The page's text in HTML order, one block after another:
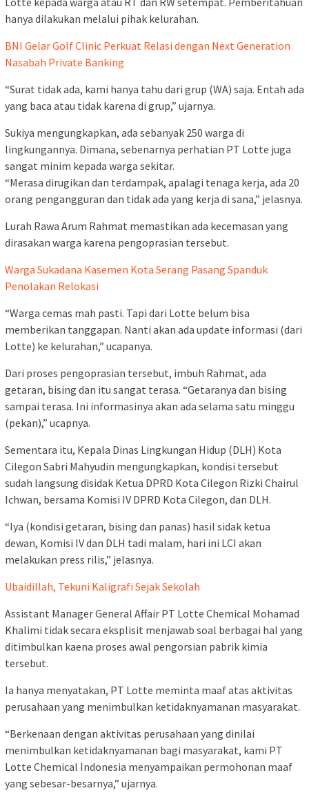
hanya dilakukan melalui pihak kelurahan.
BNI Gelar Golf Clinic Perkuat Relasi dengan Next Generation
Nasabah Private Banking
“Surat tidak ada, kami hanya tahu dari grup (WA) saja. Entah ada
yang baca atau tidak karena di grup,” ujarnya.
Sukiya mengungkapkan, ada sebanyak 250 warga di
lingkungannya. Dimana, sebenarnya perhatian PT Lotte juga
sangat minim kepada warga sekitar.
“Merasa dirugikan dan terdampak, apalagi tenaga kerja, ada 20
orang pengangguran dan tidak ada yang kerja di sana,” jelasnya.
Lurah Rawa Arum Rahmat memastikan ada kecemasan yang
dirasakan warga karena pengoprasian tersebut.
Warga Sukadana Kasemen Kota Serang Pasang Spanduk
Penolakan Relokasi
“Warga cemas mah pasti. Tapi dari Lotte belum bisa
memberikan tanggapan. Nanti akan ada update informasi (dari
Lotte) ke kelurahan,” ucapanya.
Dari proses pengoprasian tersebut, imbuh Rahmat, ada
getaran, bising dan itu sangat terasa. “Getaranya dan bising
sampai terasa. Ini informasinya akan ada selama satu minggu
(pekan),” ucapnya.
Sementara itu, Kepala Dinas Lingkungan Hidup (DLH) Kota
Cilegon Sabri Mahyudin mengungkapkan, kondisi tersebut
sudah langsung disidak Ketua DPRD Kota Cilegon Rizki Chairul
Ichwan, bersama Komisi IV DPRD Kota Cilegon, dan DLH.
“Iya (kondisi getaran, bising dan panas) hasil sidak ketua
dewan, Komisi IV dan DLH tadi malam, hari ini LCI akan
melakukan press rilis,” jelasnya.
Ubaidillah, Tekuni Kaligrafi Sejak Sekolah
Assistant Manager General Affair PT Lotte Chemical Mohamad
Khalimi tidak secara eksplisit menjawab soal berbagai hal yang
ditimbulkan kaena proses awal pengorsian pabrik kimia
tersebut.
Ia hanya menyatakan, PT Lotte meminta maaf atas aktivitas
perusahaan yang menimbulkan ketidaknyamanan masyarakat.
“Berkenaan dengan aktivitas perusahaan yang dinilai
menimbulkan ketidaknyamanan bagi masyarakat, kami PT
Lotte Chemical Indonesia menyampaikan permohonan maaf
yang sebesar-besarnya,” ujarnya.